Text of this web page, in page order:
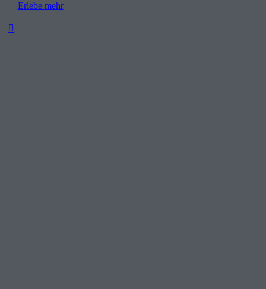
Erlebe mehr